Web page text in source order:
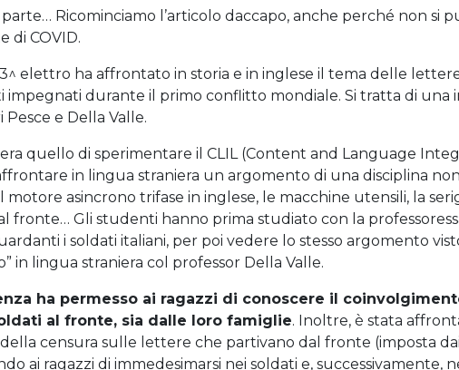
parte… Ricominciamo l’articolo daccapo, anche perché non si
di COVID.
3^ elettro ha affrontato in storia e in inglese il tema delle
impegnati durante il primo conflitto mondiale. Si tratta di una
Pesce e Della Valle.
era quello di sperimentare il CLIL (Content and Language
in lingua straniera un argomento di una disciplina
motore asincrono trifase in inglese, le macchine utensili, la
fronte… Gli studenti hanno prima studiato con la
i soldati italiani, per poi vedere lo stesso argomento
in lingua straniera col professor Della Valle.
ha permesso ai ragazzi di conoscere il
al fronte, sia dalle loro famiglie. Inoltre, è stata
censura sulle lettere che partivano dal fronte (imposta
ai ragazzi di immedesimarsi nei soldati e, successivamente,